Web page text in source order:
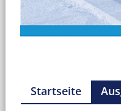
Startseite